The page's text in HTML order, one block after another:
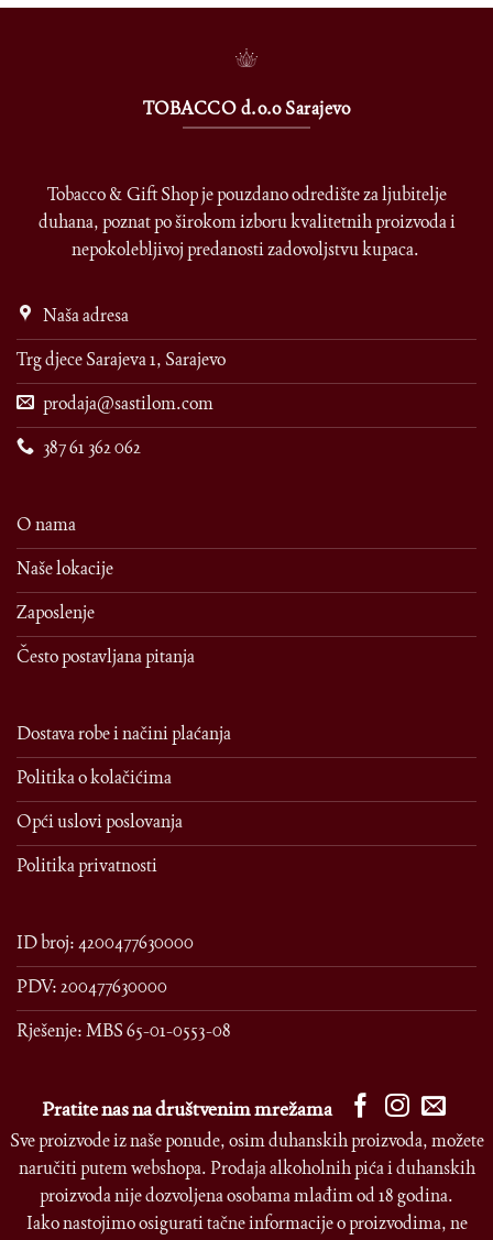
TOBACCO d.o.o Sarajevo
Tobacco & Gift Shop je pouzdano odredište za ljubitelje
duhana, poznat po širokom izboru kvalitetnih proizvoda i
nepokolebljivoj predanosti zadovoljstvu kupaca.
Naša adresa
Trg djece Sarajeva 1, Sarajevo
prodaja@sastilom.com
387 61 362 062
O nama
Naše lokacije
Zaposlenje
Često postavljana pitanja
Dostava robe i načini plaćanja
Politika o kolačićima
Opći uslovi poslovanja
Politika privatnosti
ID broj: 4200477630000
PDV: 200477630000
Rješenje: MBS 65-01-0553-08
Pratite nas na društvenim mrežama
Sve proizvode iz naše ponude, osim duhanskih proizvoda, možete
naručiti putem webshopa. Prodaja alkoholnih pića i duhanskih
proizvoda nije dozvoljena osobama mlađim od 18 godina.
Iako nastojimo osigurati tačne informacije o proizvodima, ne